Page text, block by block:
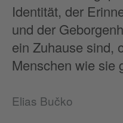
Identität, der
und der
ein Zuhause sind,
Menschen wie sie
Elias Bučko